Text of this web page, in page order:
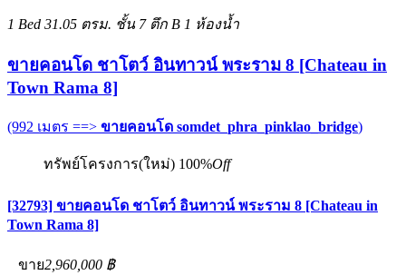
1 Bed 31.05 ตรม. ชั้น 7 ตึก B 1 ห้องน้ำ
ขายคอนโด ชาโตว์ อินทาวน์ พระราม 8 [Chateau in
Town Rama 8]
(992 เมตร ==> ขายคอนโด somdet_phra_pinklao_bridge)
ทรัพย์โครงการ(ใหม่) 100%Off
[32793] ขายคอนโด ชาโตว์ อินทาวน์ พระราม 8 [Chateau in
Town Rama 8]
ขาย2,960,000 ฿